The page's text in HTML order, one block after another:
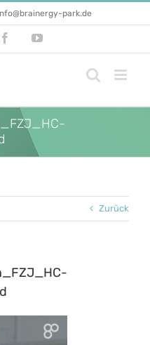
park.de
FacebookYouTube
Zurück